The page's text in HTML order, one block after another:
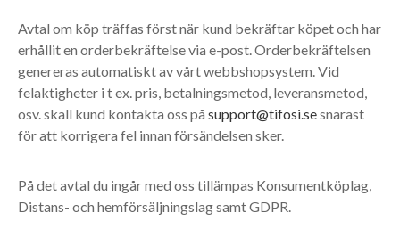
Avtal om köp träffas först när kund bekräftar köpet och har
erhållit en orderbekräftelse via e-post. Orderbekräftelsen
genereras automatiskt av vårt webbshopsystem. Vid
felaktigheter i t ex. pris, betalningsmetod, leveransmetod,
osv. skall kund kontakta oss på support@tifosi.sesnarast
för att korrigera fel innan försändelsen sker.
På det avtal du ingår med oss tillämpas Konsumentköplag,
Distans- och hemförsäljningslag samt GDPR.